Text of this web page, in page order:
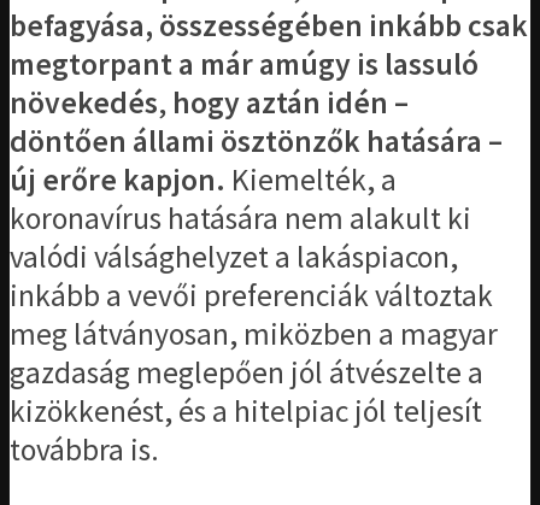
befagyása, összességében inkább csak
megtorpant a már amúgy is lassuló
növekedés, hogy aztán idén –
döntően állami ösztönzők hatására –
új erőre kapjon. Kiemelték, a
koronavírus hatására nem alakult ki
valódi válsághelyzet a lakáspiacon,
inkább a vevői preferenciák változtak
meg látványosan, miközben a magyar
gazdaság meglepően jól átvészelte a
kizökkenést, és a hitelpiac jól teljesít
továbbra is.